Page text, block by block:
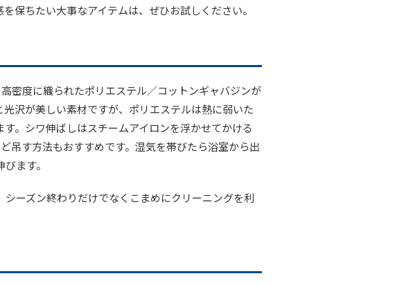
保ちたい大事なアイテムは、ぜひお試しください。
密度に織られたポリエステル／コットンギャバジンが
沢が美しい素材ですが、ポリエステルは熱に弱いた
。シワ伸ばしはスチームアイロンを浮かせてかける
吊す方法もおすすめです。湿気を帯びたら浴室から出
ます。
ーズン終わりだけでなくこまめにクリーニングを利